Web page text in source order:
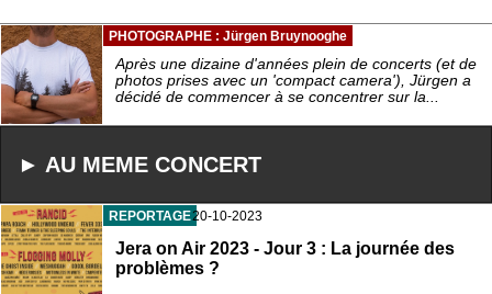
PHOTOGRAPHE : Jürgen Bruynooghe
Après une dizaine d'années plein de concerts (et de
photos prises avec un 'compact camera'), Jürgen a
décidé de commencer à se concentrer sur la...
► AU MEME CONCERT
REPORTAGE20-10-2023
Jera on Air 2023 - Jour 3 : La journée des
problèmes ?